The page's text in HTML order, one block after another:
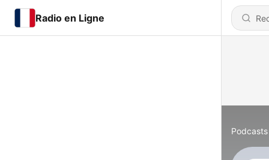
Radio en Ligne
Podcasts